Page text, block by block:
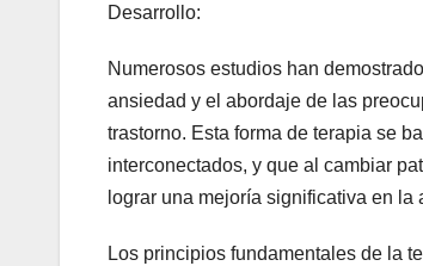
Desarrollo:
Numerosos estudios han
ansiedad y el abordaje de las
trastorno. Esta forma de terapia se
interconectados, y que al cambiar
lograr una mejoría significativa en
Los principios fundamentales de la